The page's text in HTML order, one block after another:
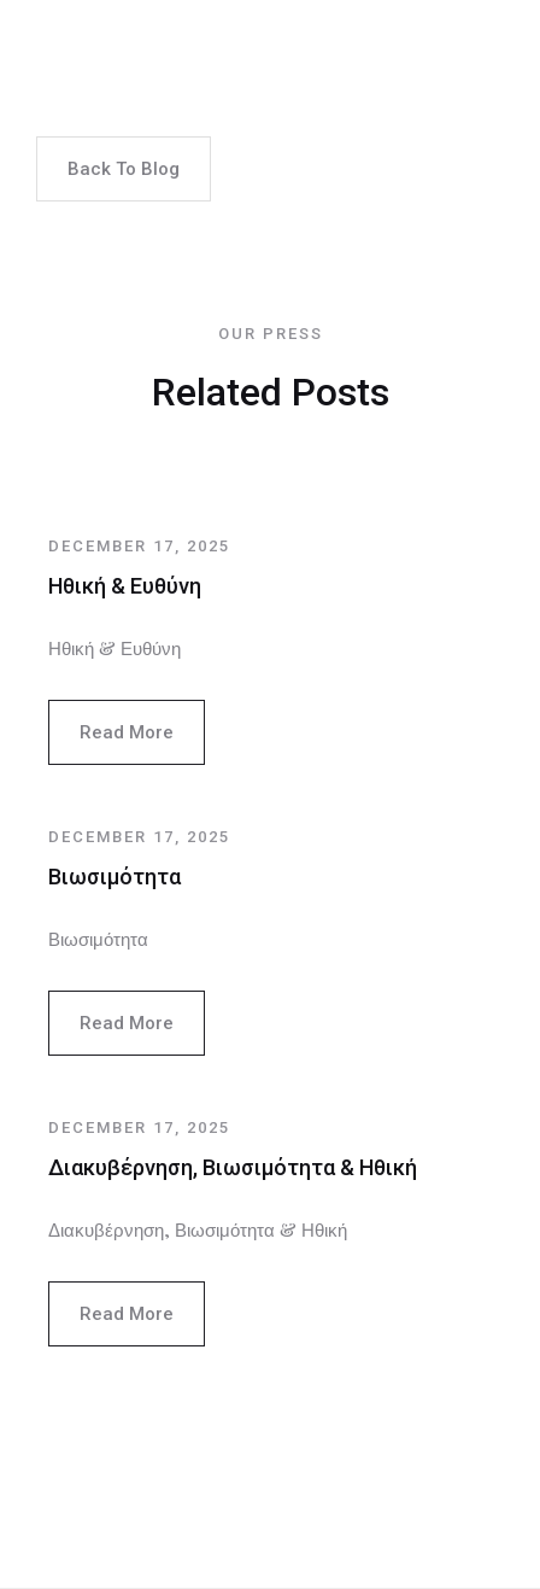
Back To Blog
OUR PRESS
Related Posts
DECEMBER 17, 2025
Ηθική & Ευθύνη
Ηθική & Ευθύνη
Read More
DECEMBER 17, 2025
Βιωσιμότητα
Βιωσιμότητα
Read More
DECEMBER 17, 2025
Διακυβέρνηση, Βιωσιμότητα & Ηθική
Διακυβέρνηση, Βιωσιμότητα & Ηθική
Read More